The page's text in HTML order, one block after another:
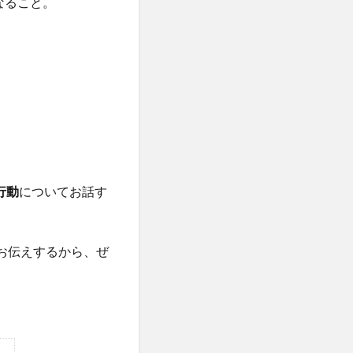
動についてお話す
伝えするから、ぜ